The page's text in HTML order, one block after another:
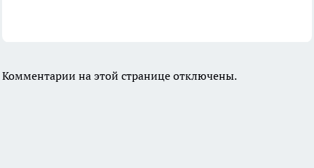
Комментарии на этой странице отключены.